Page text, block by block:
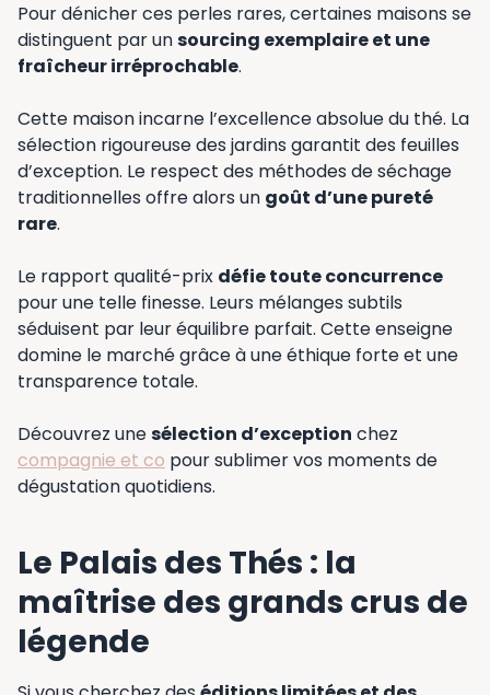
Pour dénicher ces perles rares, certaines maisons se
distinguent par unsourcing exemplaire et une
fraîcheur irréprochable.
Cette maison incarne l’excellence absolue du thé. La
sélection rigoureuse des jardins garantit des feuilles
d’exception. Le respect des méthodes de séchage
traditionnelles offre alors un goût d’une pureté
rare.
Le rapport qualité-prix défie toute concurrence
pour une telle finesse. Leurs mélanges subtils
séduisent par leur équilibre parfait. Cette enseigne
domine le marché grâce à une éthique forte et une
transparence totale.
Découvrez unesélection d’exception chez
compagnie et co pour sublimer vos moments de
dégustation quotidiens.
Le Palais des Thés : la
maîtrise des grands crus de
légende